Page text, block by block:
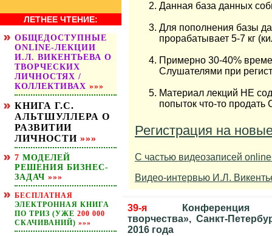
ЛЕТНЕЕ ЧТЕНИЕ:
ОБЩЕДОСТУПНЫЕ
ОNLINE-ЛЕКЦИИ
И.Л. ВИКЕНТЬЕВА О
ТВОРЧЕСКИХ
ЛИЧНОСТЯХ /
КОЛЛЕКТИВАХ »»»
КНИГА Г.С.
АЛЬТШУЛЛЕРА О
РАЗВИТИИ
ЛИЧНОСТИ »»»
7 МОДЕЛЕЙ
РЕШЕНИЯ БИЗНЕС-
ЗАДАЧ »»»
БЕСПЛАТНАЯ
ЭЛЕКТРОННАЯ КНИГА
ПО ТРИЗ (УЖЕ 200 000
СКАЧИВАНИЙ) »»»
Данная база данных
Для пополнения базы
прорабатывает 5-7 кг
Примерно 30-40%
Слушателями при
Материал лекций НЕ
попыток что-то
Регистрация на
С частью видеозаписей
Видео-интервью И.Л.
39-я Конференция
творчества», Санкт-
2016 года